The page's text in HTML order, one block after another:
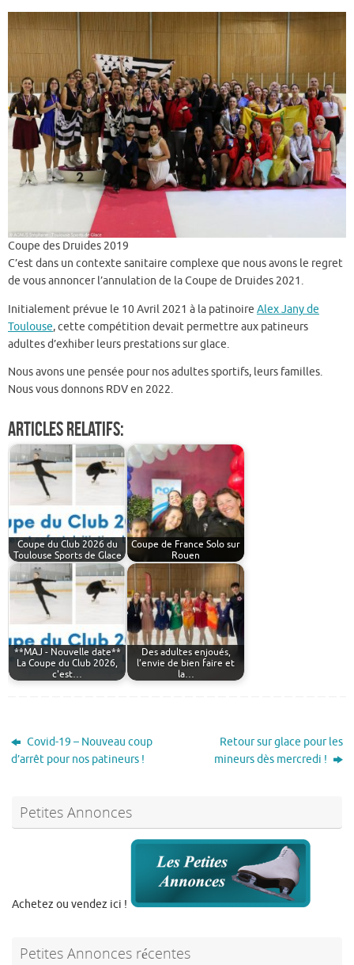
c
e
b
o
o
k
w
it
te
r
m
ai
l
ar
ta
g
er
Coupe des Druides 2019
C’est dans un contexte sanitaire complexe que nous avons le regret
de vous annoncer l’annulation de la Coupe de Druides 2021.
Initialement prévue le 10 Avril 2021 à la patinoire Alex Jany de
Toulouse, cette compétition devait permettre aux patineurs
adultes d’exhiber leurs prestations sur glace.
Nous avons une pensée pour nos adultes sportifs, leurs familles.
Nous vous donnons RDV en 2022.
Articles relatifs:
Coupe du Club 2026 du
Toulouse Sports de Glace
Coupe de France Solo sur
Rouen
**MAJ - Nouvelle date**
La Coupe du Club 2026,
c'est…
Des adultes enjoués,
l’envie de bien faire et
la…
Covid-19 – Nouveau coup
d’arrêt pour nos patineurs !
Retour sur glace pour les
mineurs dès mercredi !
Petites Annonces
Achetez ou vendez ici !
Petites Annonces récentes